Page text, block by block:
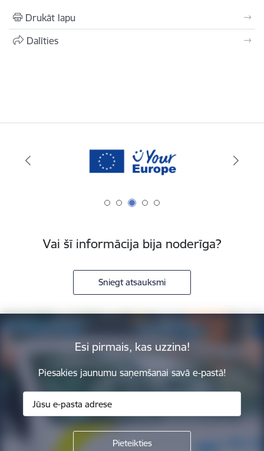
Drukāt lapu
Dalīties
Vai šī informācija bija noderīga?
Sniegt atsauksmi
Esi pirmais, kas uzzina!
Piesakies jaunumu saņemšanai savā e-pastā!